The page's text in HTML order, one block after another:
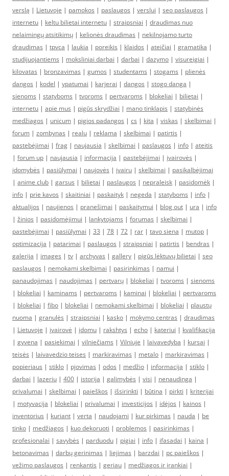
verslą | Lietuvoje | pamokos | paslaugos | verslui | seo paslaugos |
internetu | keltu bilietai internetu | straipsniai | draudimas nuo
nelaimingų atsitikimų | kelionės draudimas | nekilnojamo turto
draudimas | tpvca | laukia | poreikis | klaidos | ateičiai | gramatika |
studijuojantiems | moksliniai darbai | darbai | dazymo | visureigiai |
kilovatas | bronzavimas | gumos | studentams | stogams | plienės
dangos | kodel | ypatumai | karjerai | dangos | stogo danga |
sienoms | statyboms | tvoroms | pertvaroms | blokeliai | bilietai |
internetu | apie mus | pigūs skrydžiai | mano tinklapis | statybinės
medžiagos | unicum | pigios padangos | cs | kita | viskas | skelbimai |
forum | zombynas | realu | reklama | skelbimai | patirtis |
pastebėjimai | frag | naujausia | skelbimai | paslaugos | info | ateitis
| forum up | naujausia | informacija | pastebėjimai | įvairovės |
įdomybės | pasiūlymai | naujovės | įvairu | skelbimai | pasikalbėjimai
| anime club | garsus | bilietai | paslaugos | nepraleisk | pasidomėk |
info | prie kavos | skaitiniai | paskaityk | negeda | statyboms | info |
aktualijos | naujienos | pranešimai | paskaitymui | blog out | ura | info
| žinios | pasidomėjimui | lankytojams | forumas | skelbimai |
pastebėjimai | pasiūlymai | 33 | 78 | 72 | rar | tavo siena | mutop |
optimizacija | patarimai | paslaugos | straipsniai | patirtis | bendras |
galerija | images | tv | archyvas | gallery | pigūs lėktuvų bilietai | seo
paslaugos | nemokami skelbimai | pasirinkimas | namui |
panaudojimas | naudojimas | pertvarų | blokeliai | tvoroms | sienoms
| blokeliai | kaminams | pertvaroms | kaminai | blokeliai | pertvaroms
| blokeliai | fibo | blokeliai | nemokami skelbimai | blokeliai | plaustų
nuoma | granulės | straipsniai | kasko | mokymo centras | draudimas
| Lietuvoje | įvairovė | įdomu | rakshtys | echo | kateriui | kvalifikacija
| gyvena | pasiekimai | vilniečiams | Vilniuje | laivavedyba | kursai |
teisės | laivavedzio teises | markiravimas | metalo | markiravimas |
popieriaus | stiklo | pjovimas | odos | medžio | informacija | stiklo |
darbai | lazeriu | 400 | istorija | galimybės | visi | nenaudinga |
privalumai | skelbimai | paieškos | išsirinkti | būtina | pirkti | kriterijai
| motyvacija | blokeliai | privalumai | investicijos | idėjos | kainos |
inventorius | kuriant | verta | naudojami | kur pirkimas | nauda | be
tinko | medžiagos | kuo dekoruoti | problemos | pasirinkimas |
profesionalai | savybės | parduodu | pigiai | info | ifasadai | kaina |
betonavimas | darbų gerinimas | liejimas | barzdai | pc paieškos |
vežimo paslaugos | renkantis | geriau | medžiagos ir įrankiai |